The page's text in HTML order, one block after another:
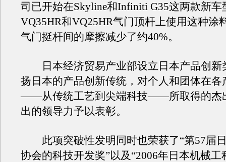
司已开始在Skyline和Infiniti G35这两款新车
VQ35HR和VQ25HR气门顶杆上使用这种涂
气门挺杆间的摩擦减少了约40%。
日本经济贸易产业部设立日本产品创新
扬日本的产品创新传统，对个人和团体在各
——从传统工艺到尖端科技——所取得的杰
出的领导力予以表彰。
此项突破性发明同时也荣获了“第57届
协会的科技开发奖”以及“2006年日本机械工